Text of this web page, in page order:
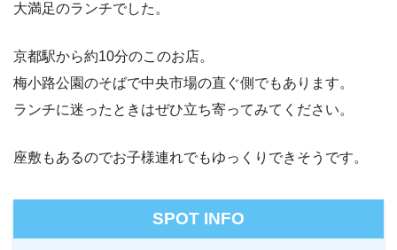
大満足のランチでした。
京都駅から約10分のこのお店。
梅小路公園のそばで中央市場の直ぐ側でもあります。
ランチに迷ったときはぜひ立ち寄ってみてください。
座敷もあるのでお子様連れでもゆっくりできそうです。
SPOT INFO